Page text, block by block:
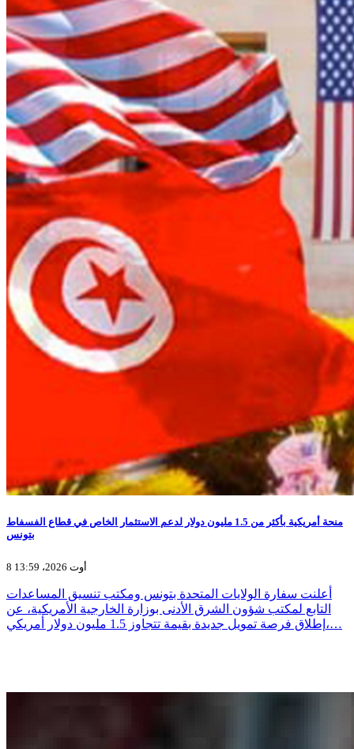
منحة أمريكية بأكثر من 1.5 مليون دولار لدعم الاستثمار الخاص في قطاع الفسفاط
بتونس
8 أوت 2026، 13:59
أعلنت سفارة الولايات المتحدة بتونس ومكتب تنسيق المساعدات
التابع لمكتب شؤون الشرق الأدنى بوزارة الخارجية الأمريكية، عن
إطلاق فرصة تمويل جديدة بقيمة تتجاوز 1.5 مليون دولار أمريكي،…